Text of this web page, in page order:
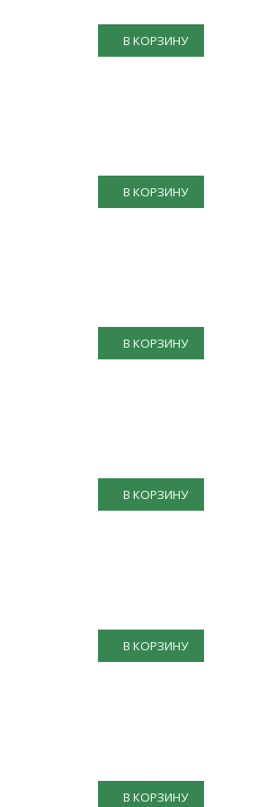
В КОРЗИНУ
В КОРЗИНУ
В КОРЗИНУ
В КОРЗИНУ
В КОРЗИНУ
В КОРЗИНУ